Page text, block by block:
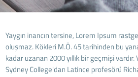
Yaygın inancın tersine, Lorem Ipsum
oluşmaz. Kökleri M.Ö. 45 tarihinden bu
kadar uzanan 2000 yıllık bir geçmişi
Sydney College'dan Latince profesörü